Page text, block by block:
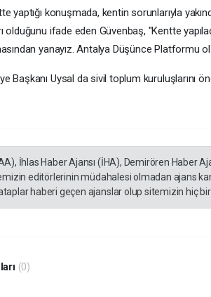
yaptığı konuşmada, kentin sorunlarıyla
olduğunu ifade eden Güvenbaş, "Kentte
yanayız. Antalya Düşünce Platformu
Başkanı Uysal da sivil toplum kuruluşlarını
İhlas Haber Ajansı (İHA), Demirören Haber
editörlerinin müdahalesi olmadan ajans
haberi geçen ajanslar olup sitemizin hiç
(0)